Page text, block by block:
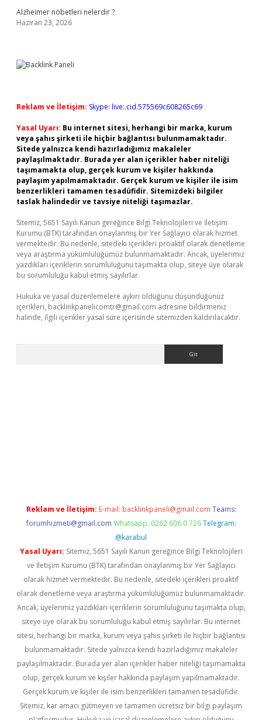
Alzheimer nöbetleri nelerdir ?
Haziran 23, 2026
Reklam ve İletişim: Skype: live:.cid.575569c608265c69
Yasal Uyarı: Bu internet sitesi, herhangi bir marka, kurum
veya şahıs şirketi ile hiçbir bağlantısı bulunmamaktadır.
Sitede yalnızca kendi hazırladığımız makaleler
paylaşılmaktadır. Burada yer alan içerikler haber niteliği
taşımamakta olup, gerçek kurum ve kişiler hakkında
paylaşım yapılmamaktadır. Gerçek kurum ve kişiler ile isim
benzerlikleri tamamen tesadüfidir. Sitemizdeki bilgiler
taslak halindedir ve tavsiye niteliği taşımazlar.
Sitemiz, 5651 Sayılı Kanun gereğince Bilgi Teknolojileri ve İletişim
Kurumu (BTK) tarafından onaylanmış bir Yer Sağlayıcı olarak hizmet
vermektedir. Bu nedenle, sitedeki içerikleri proaktif olarak denetleme
veya araştırma yükümlülüğümüz bulunmamaktadır. Ancak, üyelerimiz
yazdıkları içeriklerin sorumluluğunu taşımakta olup, siteye üye olarak
bu sorumluluğu kabul etmiş sayılırlar.
Hukuka ve yasal düzenlemelere aykırı olduğunu düşündüğünüz
içerikleri, backlinkpanelicomtr@gmail.com adresine bildirmeniz
halinde, ilgili içerikler yasal süre içerisinde sitemizden kaldırılacaktır.
Reklam ve İletişim: E-mail: backlinkpaneli@gmail.com Teams:
forumhizmeti@gmail.com Whatsapp: 0262 606 0 726 Telegram:
@karabul
Yasal Uyarı: Sitemiz, 5651 Sayılı Kanun gereğince Bilgi Teknolojileri
ve İletişim Kurumu (BTK) tarafından onaylanmış bir Yer Sağlayıcı
olarak hizmet vermektedir. Bu nedenle, sitedeki içerikleri proaktif
olarak denetleme veya araştırma yükümlülüğümüz bulunmamaktadır.
Ancak, üyelerimiz yazdıkları içeriklerin sorumluluğunu taşımakta olup,
siteye üye olarak bu sorumluluğu kabul etmiş sayılırlar. Bu internet
sitesi, herhangi bir marka, kurum veya şahıs şirketi ile hiçbir bağlantısı
bulunmamaktadır. Sitede yalnızca kendi hazırladığımız makaleler
paylaşılmaktadır. Burada yer alan içerikler haber niteliği taşımamakta
olup, gerçek kurum ve kişiler hakkında paylaşım yapılmamaktadır.
Gerçek kurum ve kişiler ile isim benzerlikleri tamamen tesadüfidir.
Sitemiz, kar amacı gütmeyen ve tamamen ücretsiz bir bilgi paylaşım